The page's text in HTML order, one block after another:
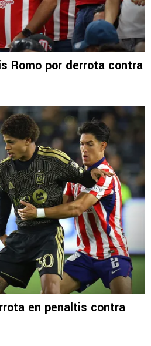
Romo por derrota contra
en penaltis contra